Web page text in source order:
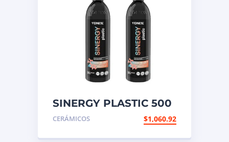
SINERGY PLASTIC 500
ML
CERÁMICOS $1,060.92